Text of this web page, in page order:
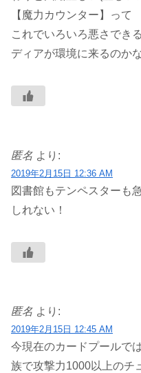
【魔力カウンター】って
これでいろいろ悪さでき
ディアが環境に来るのか
匿名 より:
2019年2月15日 12:36 AM
図書館もテンペスターも
しれない！
匿名 より:
2019年2月15日 12:45 AM
今現在のカードプールで
族で攻撃力1000以上のチ